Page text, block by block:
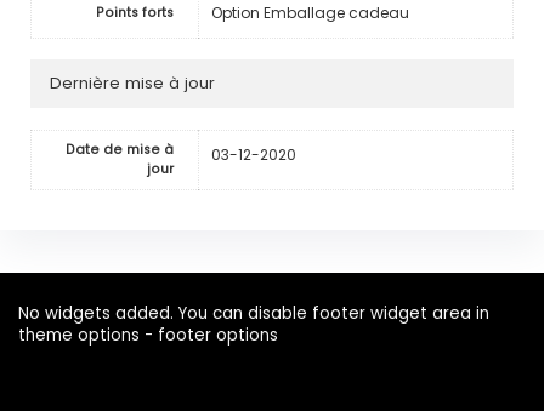
Points forts Option Emballage cadeau
Dernière mise à jour
Date de mise à
jour
03-12-2020
No widgets added. You can disable footer widget area in
theme options - footer options